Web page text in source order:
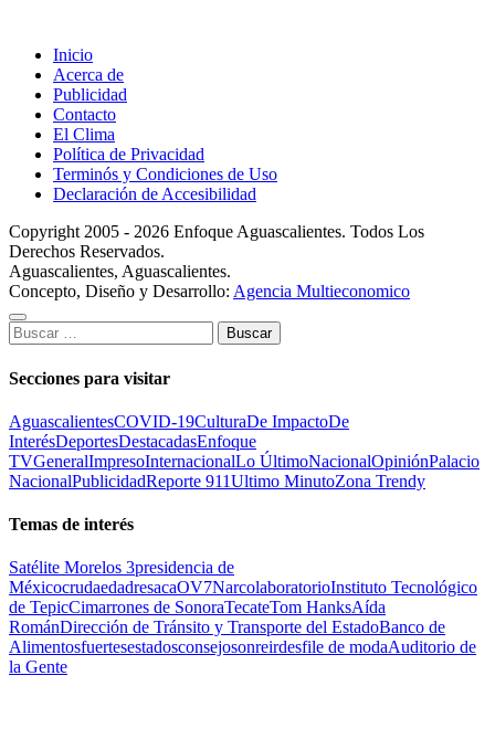
Inicio
Acerca de
Publicidad
Contacto
El Clima
Política de Privacidad
Terminós y Condiciones de Uso
Declaración de Accesibilidad
Copyright 2005 - 2026 Enfoque Aguascalientes. Todos Los
Derechos Reservados.
Aguascalientes, Aguascalientes.
Concepto, Diseño y Desarrollo: Agencia Multieconomico
Buscar:
Secciones para visitar
AguascalientesCOVID-19CulturaDe ImpactoDe
InterésDeportesDestacadasEnfoque
TVGeneralImpresoInternacionalLo ÚltimoNacionalOpiniónPalacio
NacionalPublicidadReporte 911Ultimo MinutoZona Trendy
Temas de interés
Satélite Morelos 3presidencia de
MéxicocrudaedadresacaOV7NarcolaboratorioInstituto Tecnológico
de TepicCimarrones de SonoraTecateTom HanksAída
RománDirección de Tránsito y Transporte del EstadoBanco de
Alimentosfuertesestadosconsejosonreirdesfile de modaAuditorio de
la Gente